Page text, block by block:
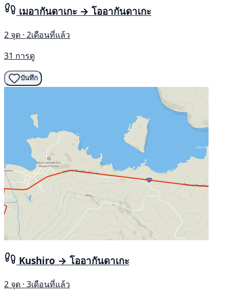
เมอากันดาเกะ → โออากันดาเกะ
2 จุด · 2เดือนที่แล้ว
31 การดู
บันทึก
Kushiro → โออากันดาเกะ
2 จุด · 3เดือนที่แล้ว